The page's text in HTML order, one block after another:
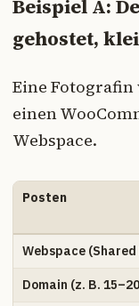
Beispiel A:
gehostet,
Eine
einen
Webspace.
Posten
Webspace (Shared
Domain (z. B.